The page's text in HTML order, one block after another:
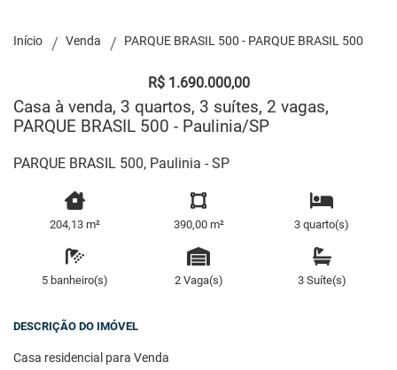
Início Venda PARQUE BRASIL 500 - PARQUE BRASIL 500
R$ 1.690.000,00
Casa à venda, 3 quartos, 3 suítes, 2 vagas,
PARQUE BRASIL 500 - Paulinia/SP
PARQUE BRASIL 500, Paulinia - SP
204,13 m² 390,00 m² 3 quarto(s)
5 banheiro(s) 2 Vaga(s) 3 Suíte(s)
DESCRIÇÃO DO IMÓVEL
Casa residencial para Venda